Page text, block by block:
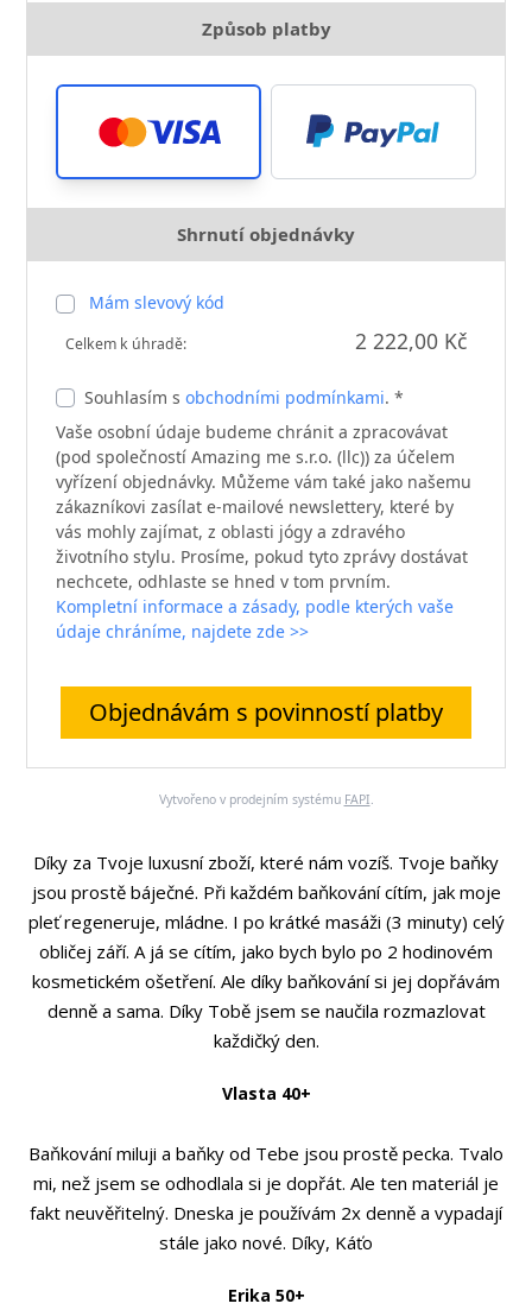
Způsob platby
Shrnutí objednávky
Mám slevový kód
Celkem k úhradě: 2 222,00 Kč
Souhlasím sobchodními podmínkami. *
Vaše osobní údaje budeme chránit a zpracovávat
(pod společností Amazing me s.r.o. (llc)) za účelem
vyřízení objednávky. Můžeme vám také jako našemu
zákazníkovi zasílat e-mailové newslettery, které by
vás mohly zajímat, z oblasti jógy a zdravého
životního stylu. Prosíme, pokud tyto zprávy dostávat
nechcete, odhlaste se hned v tom prvním.
Kompletní informace a zásady, podle kterých vaše
údaje chráníme, najdete zde >>
Objednávám s povinností platby
Vytvořeno v prodejním systému FAPI.
Díky za Tvoje luxusní zboží, které nám vozíš. Tvoje baňky
jsou prostě báječné. Při každém baňkování cítím, jak moje
pleť regeneruje, mládne. I po krátké masáži (3 minuty) celý
obličej září. A já se cítím, jako bych bylo po 2 hodinovém
kosmetickém ošetření. Ale díky baňkování si jej dopřávám
denně a sama. Díky Tobě jsem se naučila rozmazlovat
každičký den.
Vlasta 40+
Baňkování miluji a baňky od Tebe jsou prostě pecka. Tvalo
mi, než jsem se odhodlala si je dopřát. Ale ten materiál je
fakt neuvěřitelný. Dneska je používám 2x denně a vypadají
stále jako nové. Díky, Káťo
Erika 50+